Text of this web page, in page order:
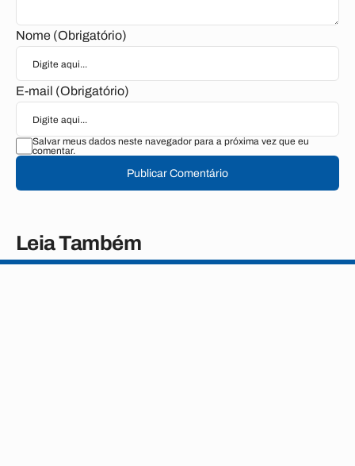
Nome (Obrigatório)
E-mail (Obrigatório)
Salvar meus dados neste navegador para a próxima vez que eu
comentar.
Publicar Comentário
Leia Também